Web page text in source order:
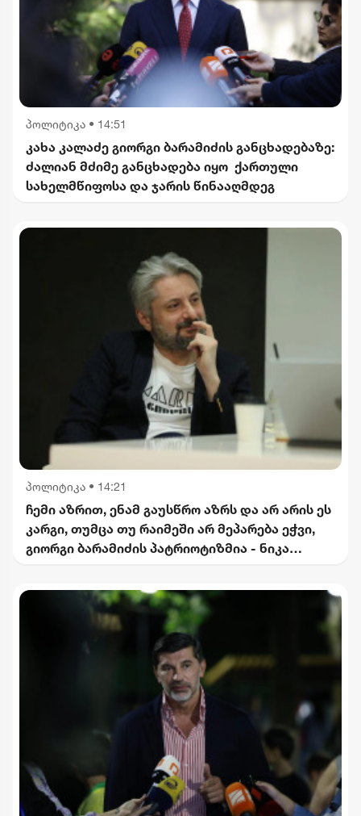
პოლიტიკა • 14:51
კახა კალაძე გიორგი ბარამიძის განცხადებაზე:
ძალიან მძიმე განცხადება იყო ქართული
სახელმწიფოსა და ჯარის წინააღმდეგ
პოლიტიკა • 14:21
ჩემი აზრით, ენამ გაუსწრო აზრს და არ არის ეს
კარგი, თუმცა თუ რაიმეში არ მეპარება ეჭვი,
გიორგი ბარამიძის პატრიოტიზმია - ნიკა